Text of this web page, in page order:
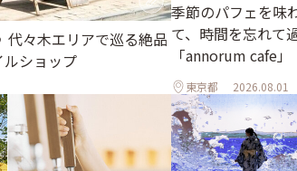
々木エリアで巡る絶品
ルショップ
季節のパフェを味
て、時間を忘れて
「annorum cafe」
東京都 2026.08.01